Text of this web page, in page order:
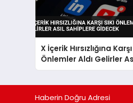
X İçerik Hırsızlığına Karşı
Önlemler Aldı Gelirler
Sahiplere Gidecek
Haberin Doğru Adresi